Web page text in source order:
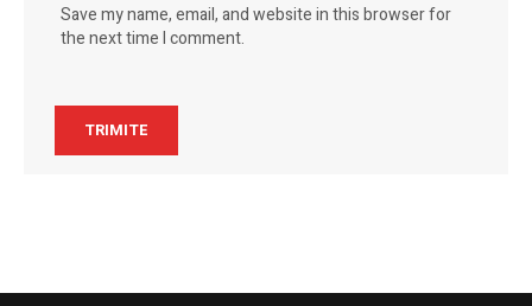
Save my name, email, and website in this browser for
the next time I comment.